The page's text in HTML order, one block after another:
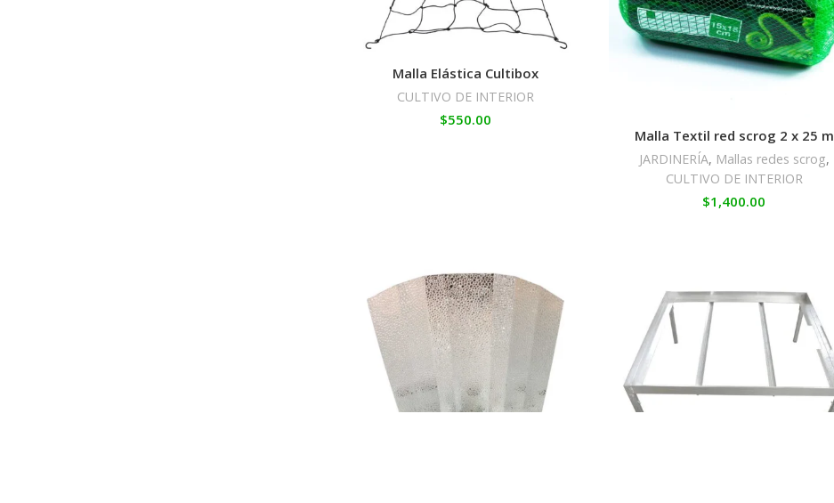
Malla Elástica Cultibox
CULTIVO DE INTERIOR
$550.00
Malla Textil red scrog 2 x 25 m
JARDINERÍA, Mallas redes scrog,
CULTIVO DE INTERIOR
$1,400.00